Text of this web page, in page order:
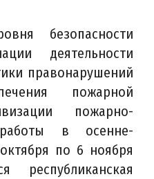
безопасности
деятельности
правонарушений
пожарной
пожарно-
работы в осенне-
по 6 ноября
республиканская